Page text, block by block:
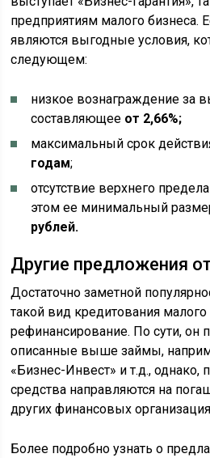
предприятиям малого бизнеса.
являются выгодные условия,
следующем:
низкое вознаграждение за
составляющее от 2,66%;
максимальный срок
годам;
отсутствие верхнего
этом ее минимальный
рублей.
Другие предложения
Достаточно заметной
такой вид кредитования малого
рефинансирование. По сути, он
описанные выше займы,
«Бизнес-Инвест» и т.д., однако,
средства направляются на
других финансовых
Более подробно узнать о